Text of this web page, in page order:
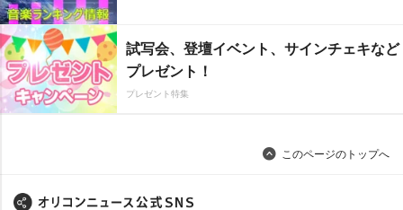
試写会、登壇イベント、サインチェキなど
プレゼント！
プレゼント特集
このページのトップへ